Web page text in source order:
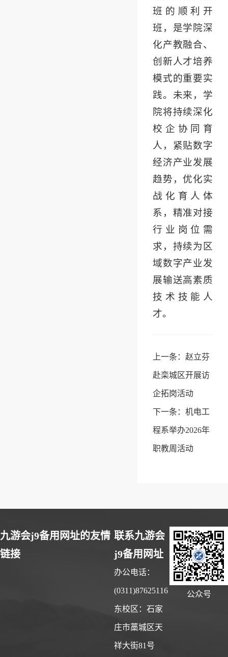
班的顺利开
班，是学院深
化产教融合、
创新人才培养
模式的重要实
践。未来，学
院将持续深化
校企协同育
人，紧贴数字
经济产业发展
趋势，优化实
战化育人体
系，精准对接
行业岗位需
求，持续为区
域数字产业发
展输送高素质
技术技能人
才。
上一条： 赵立芬
赴栾城区开展访
企拓岗活动
下一条： 机电工
程系举办2026年
职教周活动
九游会j9备用网址的友情
链接
联系九游会
j9备用网址
办公电话：
(0311)87625116
东校区：石家
庄市藁城区天
祥大街81号
公众号